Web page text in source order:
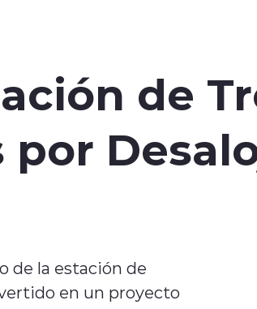
de
de la estación de
en un proyecto